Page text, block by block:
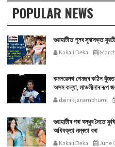
POPULAR NEWS
গুৱাহাটীত পুনৰ সুৰাসক্ত
Kakali Deka
কমনৱেলথ গেমছৰ কঠিন যুঁজত
অসম কন্যা, লাভলীনাৰ ৰূপ
dainik janambhumi
গুৱাহাটীৰ পৰা বন্ধুৰ সৈতে
অধিবক্তা নম্ৰতা বৰা
Kakali Deka June